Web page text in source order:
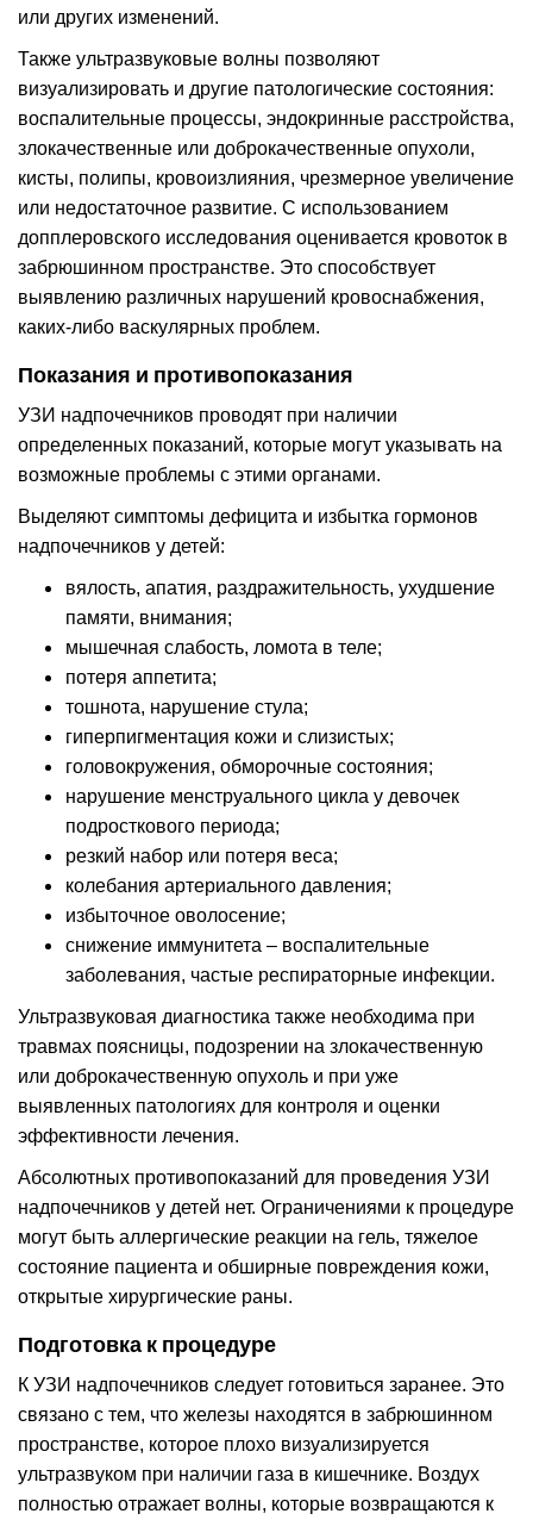
или других изменений.
Также ультразвуковые волны позволяют
визуализировать и другие патологические состояния:
воспалительные процессы, эндокринные расстройства,
злокачественные или доброкачественные опухоли,
кисты, полипы, кровоизлияния, чрезмерное увеличение
или недостаточное развитие. С использованием
допплеровского исследования оценивается кровоток в
забрюшинном пространстве. Это способствует
выявлению различных нарушений кровоснабжения,
каких-либо васкулярных проблем.
Показания и противопоказания
УЗИ надпочечников проводят при наличии
определенных показаний, которые могут указывать на
возможные проблемы с этими органами.
Выделяют симптомы дефицита и избытка гормонов
надпочечников у детей:
вялость, апатия, раздражительность, ухудшение
памяти, внимания;
мышечная слабость, ломота в теле;
потеря аппетита;
тошнота, нарушение стула;
гиперпигментация кожи и слизистых;
головокружения, обморочные состояния;
нарушение менструального цикла у девочек
подросткового периода;
резкий набор или потеря веса;
колебания артериального давления;
избыточное оволосение;
снижение иммунитета – воспалительные
заболевания, частые респираторные инфекции.
Ультразвуковая диагностика также необходима при
травмах поясницы, подозрении на злокачественную
или доброкачественную опухоль и при уже
выявленных патологиях для контроля и оценки
эффективности лечения.
Абсолютных противопоказаний для проведения УЗИ
надпочечников у детей нет. Ограничениями к процедуре
могут быть аллергические реакции на гель, тяжелое
состояние пациента и обширные повреждения кожи,
открытые хирургические раны.
Подготовка к процедуре
К УЗИ надпочечников следует готовиться заранее. Это
связано с тем, что железы находятся в забрюшинном
пространстве, которое плохо визуализируется
ультразвуком при наличии газа в кишечнике. Воздух
полностью отражает волны, которые возвращаются к